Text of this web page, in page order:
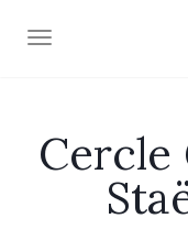
AFFICHER/
Cercle